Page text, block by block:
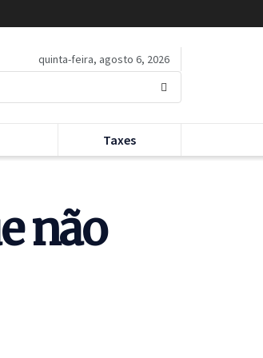
quinta-feira, agosto 6, 2026
Taxes
não